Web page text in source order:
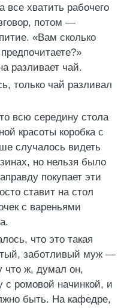
все хватить рабочего
потом —
«Вам сколько
разливает чай.
только чай разливал
всю середину стола
красоты коробка с
случалось видеть
но нельзя было
покупает эти
ставит на стол
с вареньями
что это такая
заботливый муж —
что ж, думал он,
с ромовой начинкой, и
быть. На кафедре,